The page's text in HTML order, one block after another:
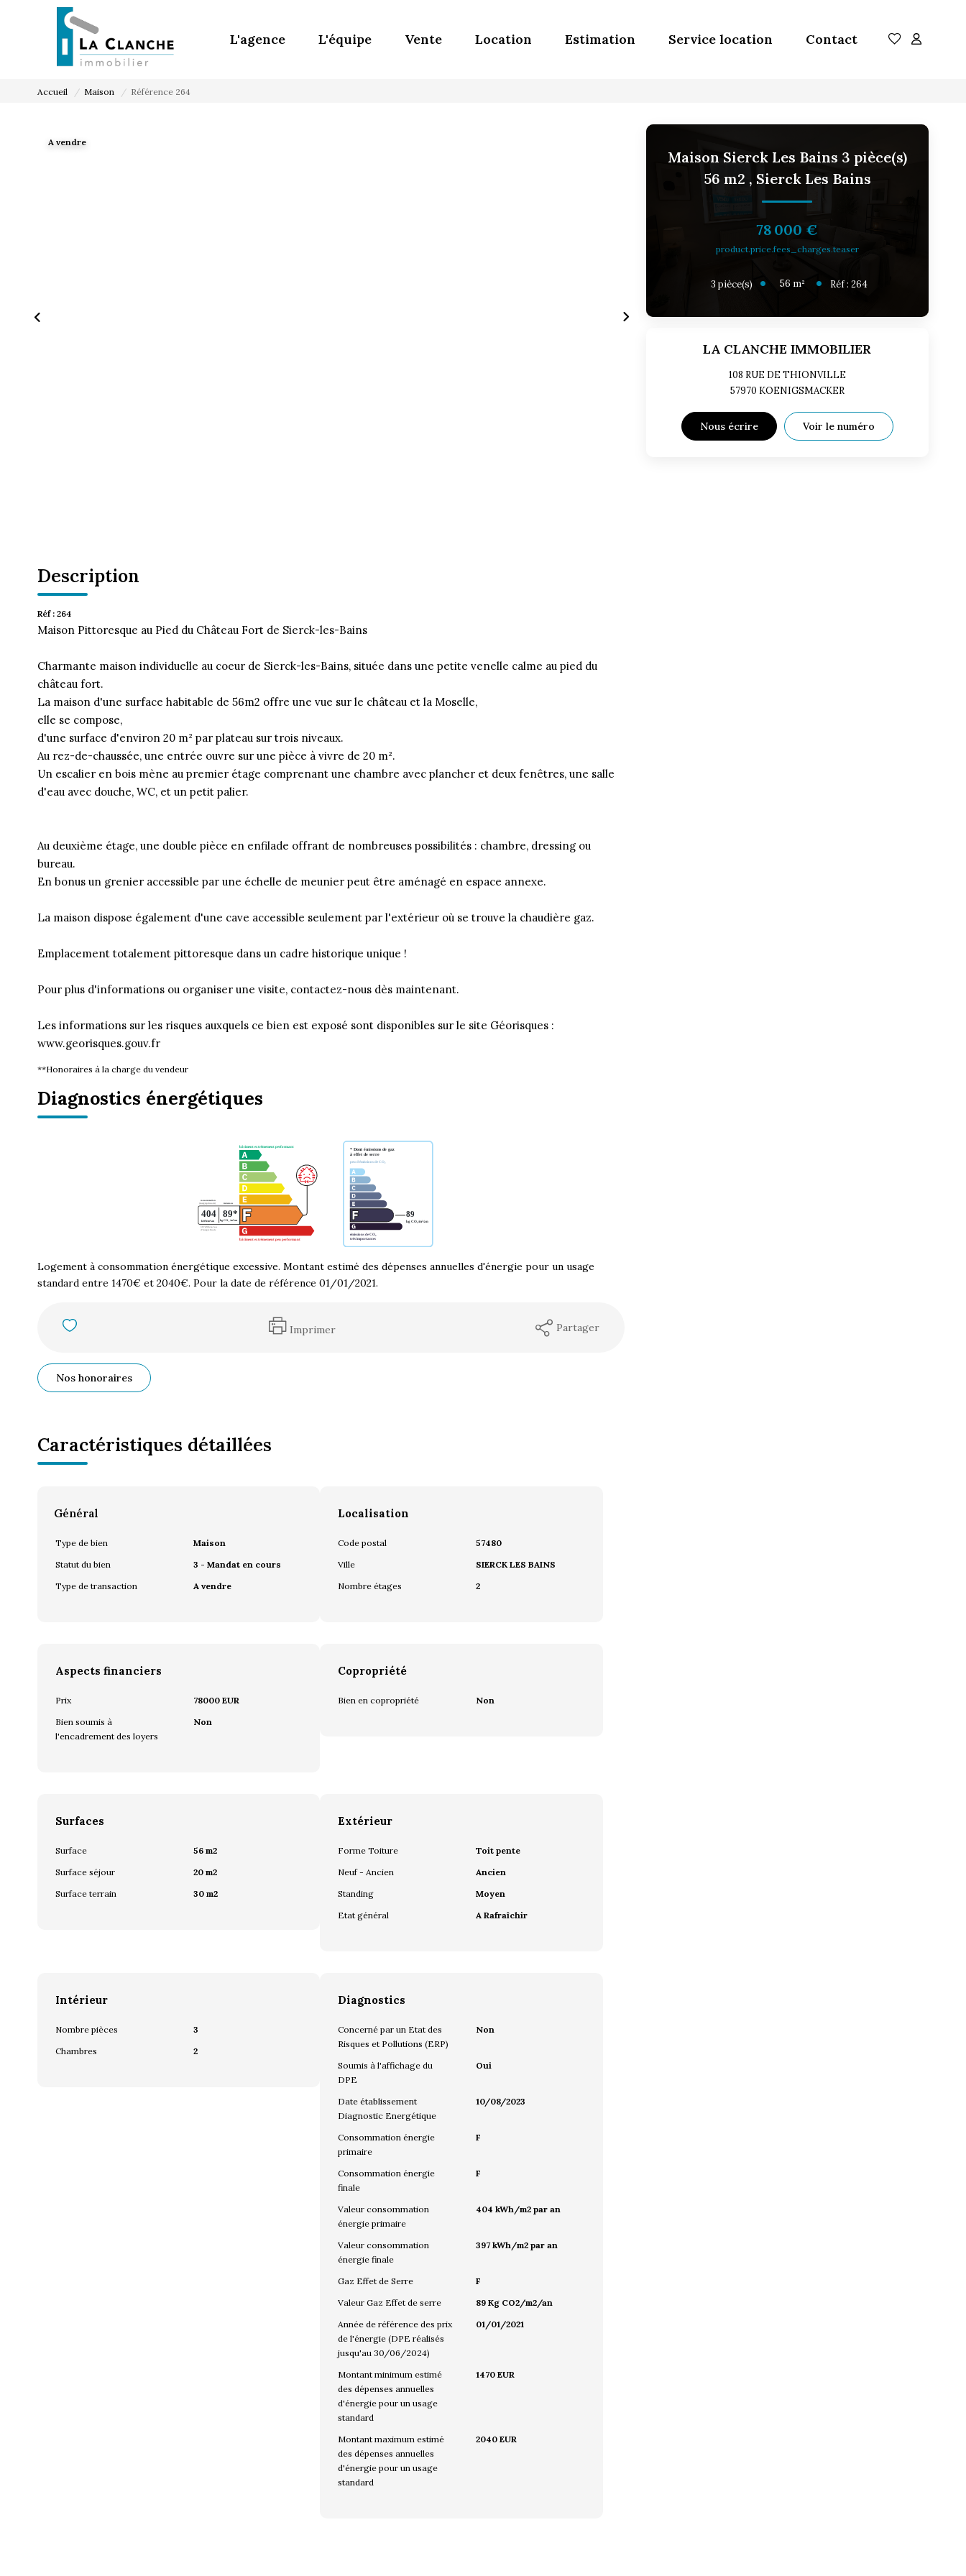
L'agence L'équipe Vente Location Estimation Service location Contact
Accueil Maison Référence 264
A vendre
Description
Réf : 264
Maison Pittoresque au Pied du Château Fort de Sierck-les-Bains
Charmante maison individuelle au coeur de Sierck-les-Bains, située dans une petite venelle calme au pied du
château fort.
La maison d'une surface habitable de 56m2 offre une vue sur le château et la Moselle,
elle se compose,
d'une surface d'environ 20 m² par plateau sur trois niveaux.
Au rez-de-chaussée, une entrée ouvre sur une pièce à vivre de 20 m².
Un escalier en bois mène au premier étage comprenant une chambre avec plancher et deux fenêtres, une salle
d'eau avec douche, WC, et un petit palier.
Au deuxième étage, une double pièce en enfilade offrant de nombreuses possibilités : chambre, dressing ou
bureau.
En bonus un grenier accessible par une échelle de meunier peut être aménagé en espace annexe.
La maison dispose également d'une cave accessible seulement par l'extérieur où se trouve la chaudière gaz.
Emplacement totalement pittoresque dans un cadre historique unique !
Pour plus d'informations ou organiser une visite, contactez-nous dès maintenant.
Les informations sur les risques auxquels ce bien est exposé sont disponibles sur le site Géorisques :
www.georisques.gouv.fr
**Honoraires à la charge du vendeur
Diagnostics énergétiques
Logement à consommation énergétique excessive. Montant estimé des dépenses annuelles d'énergie pour un usage
standard entre 1470€ et 2040€. Pour la date de référence 01/01/2021.
Imprimer Partager
Nos honoraires
Caractéristiques détaillées
Général
Type de bien
Maison
Statut du bien
3 - Mandat en cours
Type de transaction
A vendre
Localisation
Code postal
57480
Ville
SIERCK LES BAINS
Nombre étages
2
Aspects financiers
Prix
78000 EUR
Bien soumis à
l'encadrement des loyers
Non
Copropriété
Bien en copropriété Non
Surfaces
Surface
56 m2
Surface séjour
20 m2
Surface terrain
30 m2
Extérieur
Forme Toiture
Toit pente
Neuf - Ancien
Ancien
Standing
Moyen
Etat général
A Rafraîchir
Intérieur
Nombre pièces
3
Chambres
2
Diagnostics
Concerné par un Etat des
Risques et Pollutions (ERP)
Non
Soumis à l'affichage du
DPE
Oui
Date établissement
Diagnostic Energétique
10/08/2023
Consommation énergie
primaire
F
Consommation énergie
finale
F
Valeur consommation
énergie primaire
404 kWh/m2 par an
Valeur consommation
énergie finale
397 kWh/m2 par an
Gaz Effet de Serre
F
Valeur Gaz Effet de serre
89 Kg CO2/m2/an
Année de référence des prix
de l'énergie (DPE réalisés
jusqu'au 30/06/2024)
01/01/2021
Montant minimum estimé
des dépenses annuelles
d'énergie pour un usage
standard
1470 EUR
Montant maximum estimé
des dépenses annuelles
d'énergie pour un usage
standard
2040 EUR
Maison Sierck Les Bains 3 pièce(s)
56 m2 , Sierck Les Bains
78 000 €
product.price.fees_charges.teaser
3pièce(s) 56m² Réf :264
LA CLANCHE IMMOBILIER
108 RUE DE THIONVILLE
57970 KOENIGSMACKER
Nous écrire Voir le numéro